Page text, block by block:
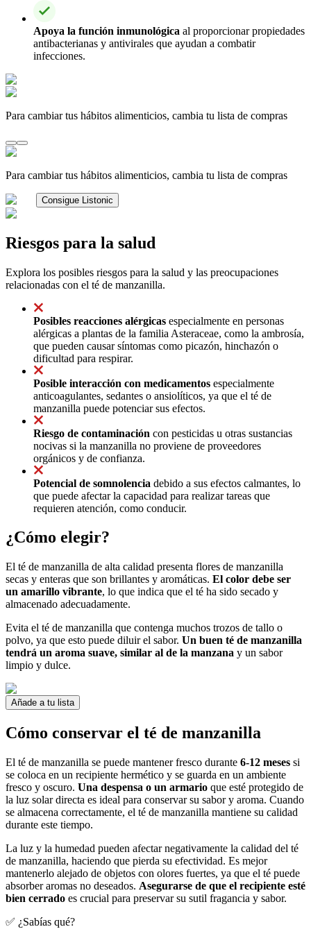
Apoya la función inmunológica al proporcionar propiedades
antibacterianas y antivirales que ayudan a combatir
infecciones.
Para cambiar tus hábitos alimenticios, cambia tu lista de compras
Para cambiar tus hábitos alimenticios, cambia tu lista de compras
Consigue Listonic
Riesgos para la salud
Explora los posibles riesgos para la salud y las preocupaciones
relacionadas con el té de manzanilla.
Posibles reacciones alérgicas especialmente en personas
alérgicas a plantas de la familia Asteraceae, como la ambrosía,
que pueden causar síntomas como picazón, hinchazón o
dificultad para respirar.
Posible interacción con medicamentos especialmente
anticoagulantes, sedantes o ansiolíticos, ya que el té de
manzanilla puede potenciar sus efectos.
Riesgo de contaminación con pesticidas u otras sustancias
nocivas si la manzanilla no proviene de proveedores
orgánicos y de confianza.
Potencial de somnolencia debido a sus efectos calmantes, lo
que puede afectar la capacidad para realizar tareas que
requieren atención, como conducir.
¿Cómo elegir?
El té de manzanilla de alta calidad presenta flores de manzanilla
secas y enteras que son brillantes y aromáticas. El color debe ser
un amarillo vibrante, lo que indica que el té ha sido secado y
almacenado adecuadamente.
Evita el té de manzanilla que contenga muchos trozos de tallo o
polvo, ya que esto puede diluir el sabor. Un buen té de manzanilla
tendrá un aroma suave, similar al de la manzana y un sabor
limpio y dulce.
Añade a tu lista
Cómo conservar el té de manzanilla
El té de manzanilla se puede mantener fresco durante 6-12 meses si
se coloca en un recipiente hermético y se guarda en un ambiente
fresco y oscuro. Una despensa o un armario que esté protegido de
la luz solar directa es ideal para conservar su sabor y aroma. Cuando
se almacena correctamente, el té de manzanilla mantiene su calidad
durante este tiempo.
La luz y la humedad pueden afectar negativamente la calidad del té
de manzanilla, haciendo que pierda su efectividad. Es mejor
mantenerlo alejado de objetos con olores fuertes, ya que el té puede
absorber aromas no deseados. Asegurarse de que el recipiente esté
bien cerrado es crucial para preservar su sutil fragancia y sabor.
✅ ¿Sabías qué?